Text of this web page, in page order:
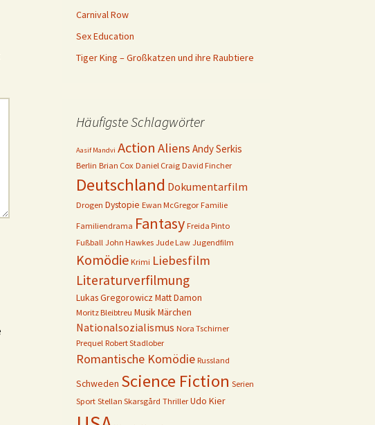
Carnival Row
Sex Education
Tiger King – Großkatzen und ihre Raubtiere
Häufigste Schlagwörter
Aasif Mandvi Action Aliens Andy Serkis
Berlin Brian Cox Daniel Craig David Fincher
Deutschland Dokumentarfilm
Drogen Dystopie Ewan McGregor Familie
Familiendrama Fantasy Freida Pinto
Fußball John Hawkes Jude Law Jugendfilm
Komödie Krimi Liebesfilm
Literaturverfilmung
Lukas Gregorowicz Matt Damon
Moritz Bleibtreu MusikMärchen
Nationalsozialismus Nora Tschirner
Prequel Robert Stadlober
Romantische Komödie Russland
Schweden Science Fiction Serien
Sport Stellan Skarsgård Thriller Udo Kier